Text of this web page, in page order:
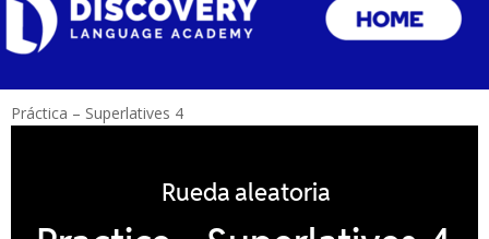
Práctica – Superlatives 4